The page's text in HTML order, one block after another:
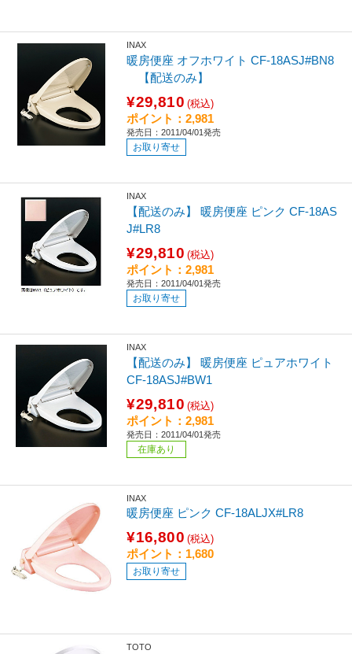
INAX
暖房便座 オフホワイト CF-18ASJ#BN8
【配送のみ】
¥29,810 (税込)
ポイント：2,981
発売日：2011/04/01発売
お取り寄せ
INAX
【配送のみ】 暖房便座 ピンク CF-18AS
J#LR8
¥29,810 (税込)
ポイント：2,981
発売日：2011/04/01発売
お取り寄せ
INAX
【配送のみ】 暖房便座 ピュアホワイト
CF-18ASJ#BW1
¥29,810 (税込)
ポイント：2,981
発売日：2011/04/01発売
在庫あり
INAX
暖房便座 ピンク CF-18ALJX#LR8
¥16,800 (税込)
ポイント：1,680
お取り寄せ
TOTO